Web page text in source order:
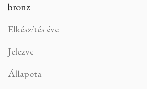
bronz
Elkészítés éve
Jelezve
Állapota